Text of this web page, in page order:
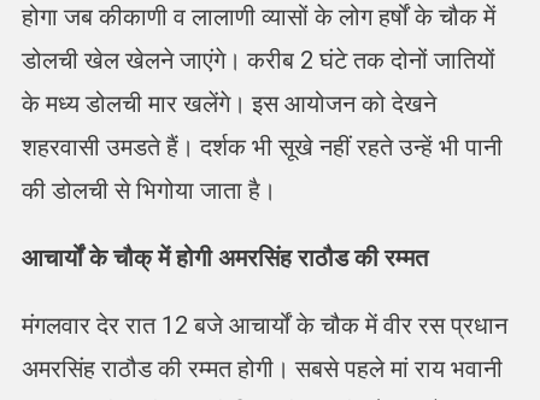
होगा जब कीकाणी व लालाणी व्यासों के लोग हर्षों के चौक में
डोलची खेल खेलने जाएंगे। करीब 2 घंटे तक दोनों जातियों
के मध्य डोलची मार खलेंगे। इस आयोजन को देखने
शहरवासी उमडते हैं। दर्शक भी सूखे नहीं रहते उन्हें भी पानी
की डोलची से भिगोया जाता है।
आचार्यों के चौक् में होगी अमरसिंह राठौड की रम्मत
मंगलवार देर रात 12 बजे आचार्यों के चौक में वीर रस प्रधान
अमरसिंह राठौड की रम्मत होगी। सबसे पहले मां राय भवानी